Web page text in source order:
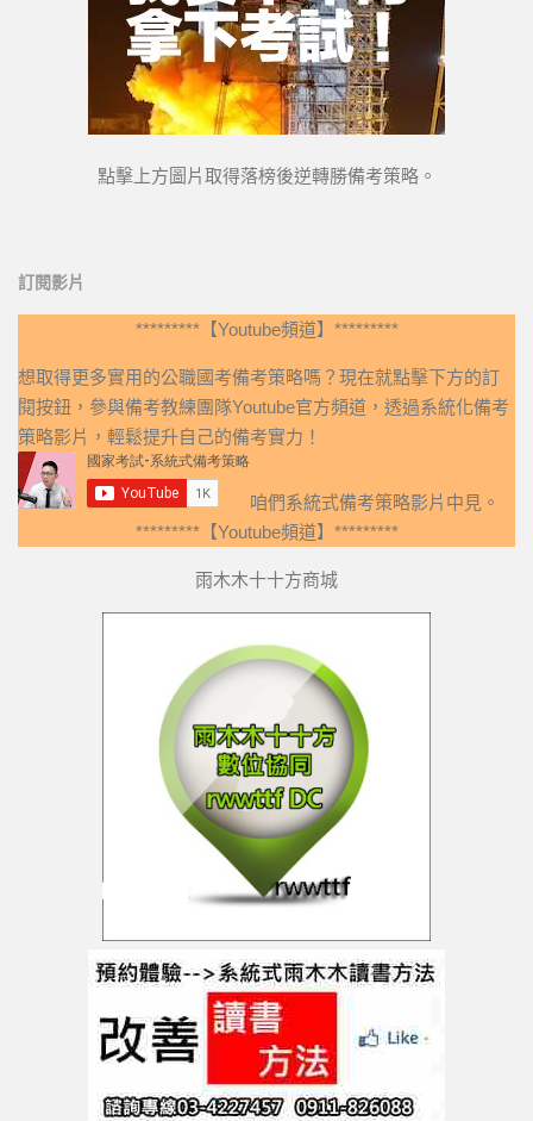
點擊上方圖片取得落榜後逆轉勝備考策略。
訂閱影片
*********【Youtube頻道】*********
想取得更多實用的公職國考備考策略嗎？現在就點擊下方的訂
閱按鈕，參與備考教練團隊Youtube官方頻道，透過系統化備考
策略影片，輕鬆提升自己的備考實力！
咱們系統式備考策略影片中見。
*********【Youtube頻道】*********
雨木木十十方商城